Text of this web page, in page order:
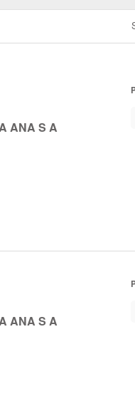
ANA S A
ANA S A